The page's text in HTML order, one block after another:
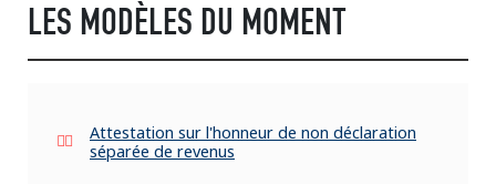
LES MODÈLES DU MOMENT
Attestation sur l'honneur de non déclaration
séparée de revenus